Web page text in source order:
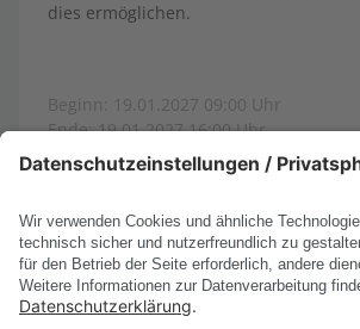
dies ermöglichen.
Beginn: 19.01.2027 09:00 Uhr
Ende: 19.01.2027 16:00 Uhr
Ort: Karlsruhe
Alle Events anzeigen